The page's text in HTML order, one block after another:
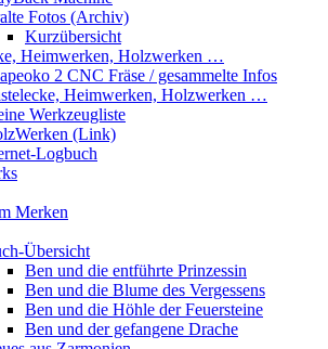
Fotos (Archiv)
Kurzübersicht
Heimwerken, Holzwerken …
2 CNC Fräse / gesammelte Infos
Heimwerken, Holzwerken …
Werkzeugliste
(Link)
Logbuch
Merken
Übersicht
Ben und die entführte Prinzessin
Ben und die Blume des Vergessens
Ben und die Höhle der Feuersteine
Ben und der gefangene Drache